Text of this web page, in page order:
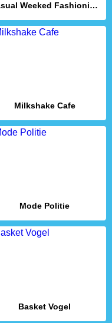
Casual Weeked Fashionistas
Milkshake Cafe
Mode Politie
Basket Vogel